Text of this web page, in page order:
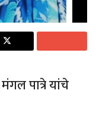
पात्रे यांचे